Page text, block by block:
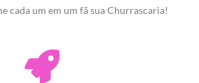
cada um em um fã sua Churrascaria!